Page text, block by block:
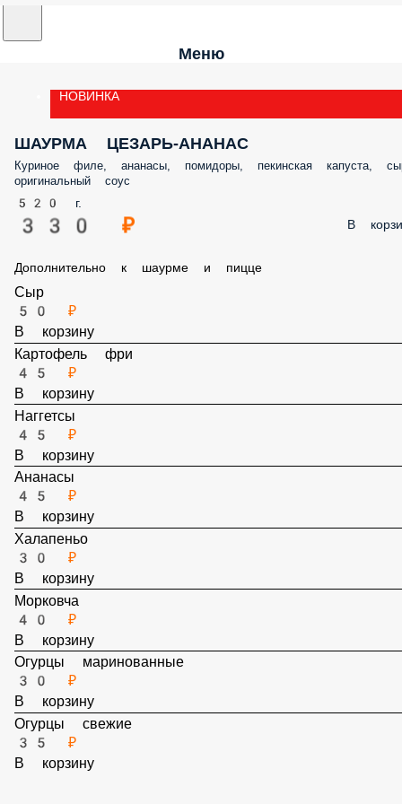
Меню
НОВИНКА
ШАУРМА ЦЕЗАРЬ-АНАНАС
Куриное филе, ананасы, помидоры, пекинская капуста, сыр,
соус
520 г.
330 ₽ В
Дополнительно к шаурме и пицце
Сыр
50 ₽
В корзину
Картофель фри
45 ₽
В корзину
Наггетсы
45 ₽
В корзину
Ананасы
45 ₽
В корзину
Халапеньо
30 ₽
Морковча
40 ₽
В корзину
Огурцы маринованные
30 ₽